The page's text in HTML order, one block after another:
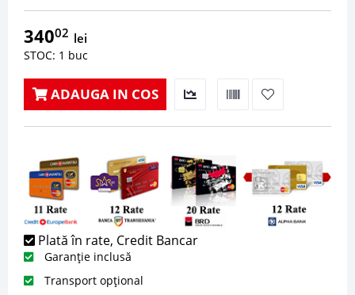
34002 lei
STOC: 1 buc
ADAUGA IN COS
Plată în rate, Credit Bancar
Garanție inclusă
Transport opțional